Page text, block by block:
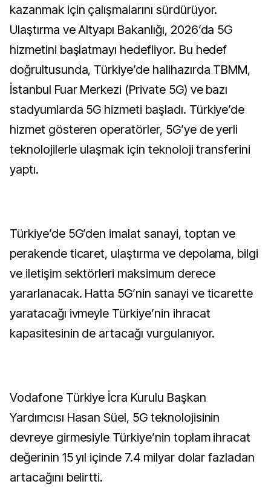
kazanmak için çalışmalarını sürdürüyor.
Ulaştırma ve Altyapı Bakanlığı, 2026’da 5G
hizmetini başlatmayı hedefliyor. Bu hedef
doğrultusunda, Türkiye’de halihazırda TBMM,
İstanbul Fuar Merkezi (Private 5G) ve bazı
stadyumlarda 5G hizmeti başladı. Türkiye’de
hizmet gösteren operatörler, 5G’ye de yerli
teknolojilerle ulaşmak için teknoloji transferini
yaptı.
Türkiye’de 5G’den imalat sanayi, toptan ve
perakende ticaret, ulaştırma ve depolama, bilgi
ve iletişim sektörleri maksimum derece
yararlanacak. Hatta 5G’nin sanayi ve ticarette
yaratacağı ivmeyle Türkiye’nin ihracat
kapasitesinin de artacağı vurgulanıyor.
Vodafone Türkiye İcra Kurulu Başkan
Yardımcısı Hasan Süel, 5G teknolojisinin
devreye girmesiyle Türkiye’nin toplam ihracat
değerinin 15 yıl içinde 7.4 milyar dolar fazladan
artacağını belirtti.